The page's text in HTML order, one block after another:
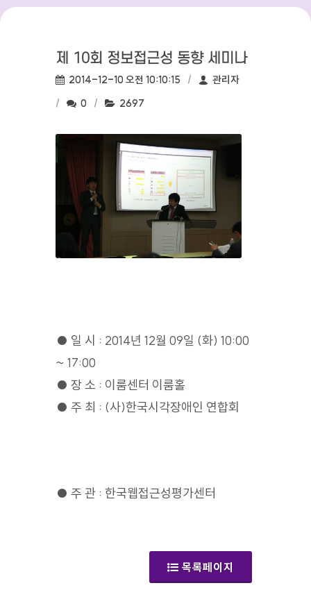
제 10회 정보접근성 동향 세미나
작성일:
2014-12-10 오전 10:10:15 작성자:
관리자
댓글수:
0 조회수:
2697
● 일 시 : 2014년 12월 09일 (화) 10:00
~ 17:00
● 장 소 : 이룸센터 이룸홀
● 주 최 : (사)한국시각장애인 연합회
● 주 관 : 한국웹접근성평가센터
(갤러리)
목록페이지